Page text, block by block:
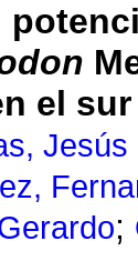
el
Jesús
;